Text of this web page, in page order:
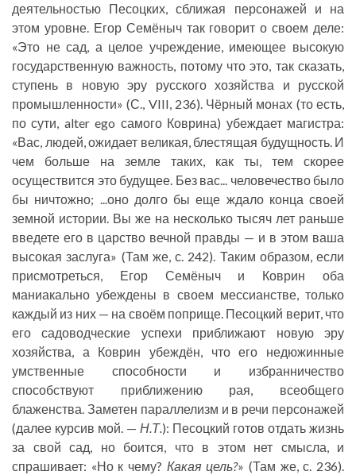
деятельностью Песоцких, сближая персонажей и на
этом уровне. Егор Семёныч так говорит о своем деле:
«Это не сад, а целое учреждение, имеющее высокую
государственную важность, потому что это, так сказать,
ступень в новую эру русского хозяйства и русской
промышленности» (С., VIII, 236). Чёрный монах (то есть,
по сути, alter ego самого Коврина) убеждает магистра:
«Вас, людей, ожидает великая, блестящая будущность. И
чем больше на земле таких, как ты, тем скорее
осуществится это будущее. Без вас... человечество было
бы ничтожно; ...оно долго бы еще ждало конца своей
земной истории. Вы же на несколько тысяч лет раньше
введете его в царство вечной правды — и в этом ваша
высокая заслуга» (Там же, с. 242). Таким образом, если
присмотреться, Егор Семёныч и Коврин оба
маниакально убеждены в своем мессианстве, только
каждый из них — на своём поприще. Песоцкий верит, что
его садоводческие успехи приближают новую эру
хозяйства, а Коврин убеждён, что его недюжинные
умственные способности и избранничество
способствуют приближению рая, всеобщего
блаженства. Заметен параллелизм и в речи персонажей
(далее курсив мой. — Н.Т.): Песоцкий готов отдать жизнь
за свой сад, но боится, что в этом нет смысла, и
спрашивает: «Но к чему? Какая цель?» (Там же, с. 236).